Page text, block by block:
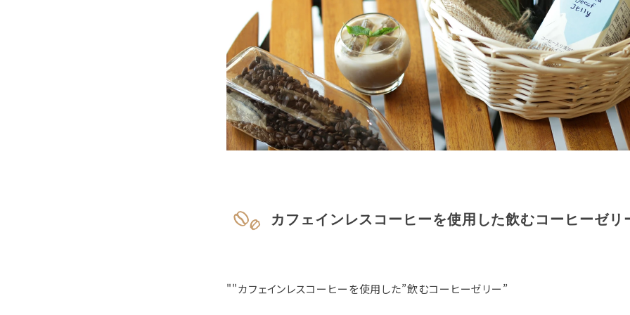
カフェインレスコーヒーを使用した飲むコーヒーゼリ
""カフェインレスコーヒーを使用した”飲むコーヒーゼリー”